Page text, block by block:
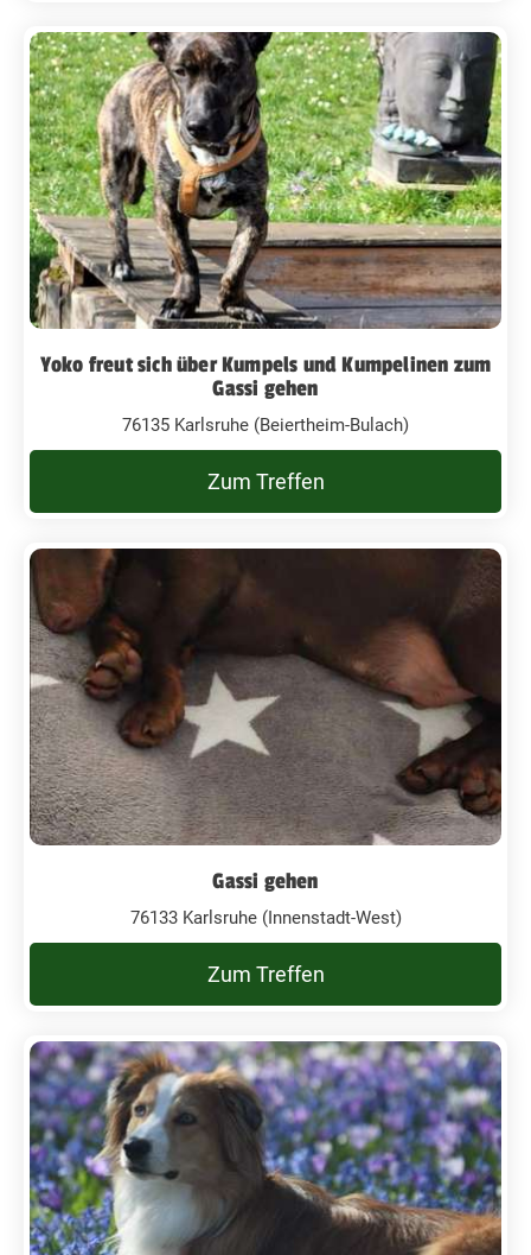
Yoko freut sich über Kumpels und Kumpelinen zum
Gassi gehen
76135 Karlsruhe (Beiertheim-Bulach)
Zum Treffen
Gassi gehen
76133 Karlsruhe (Innenstadt-West)
Zum Treffen